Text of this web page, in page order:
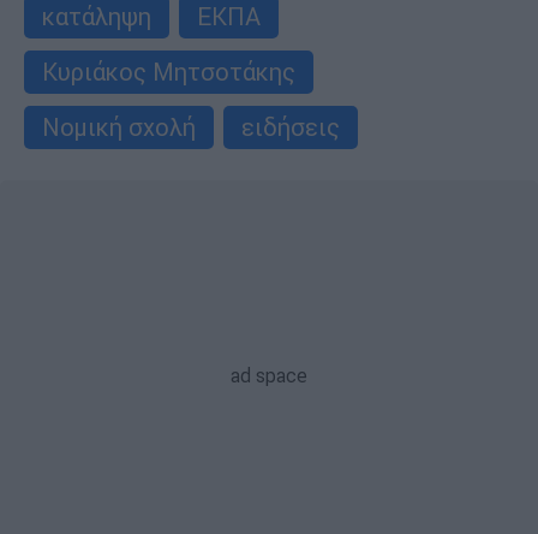
κατάληψη
ΕΚΠΑ
Κυριάκος Μητσοτάκης
Νομική σχολή
ειδήσεις